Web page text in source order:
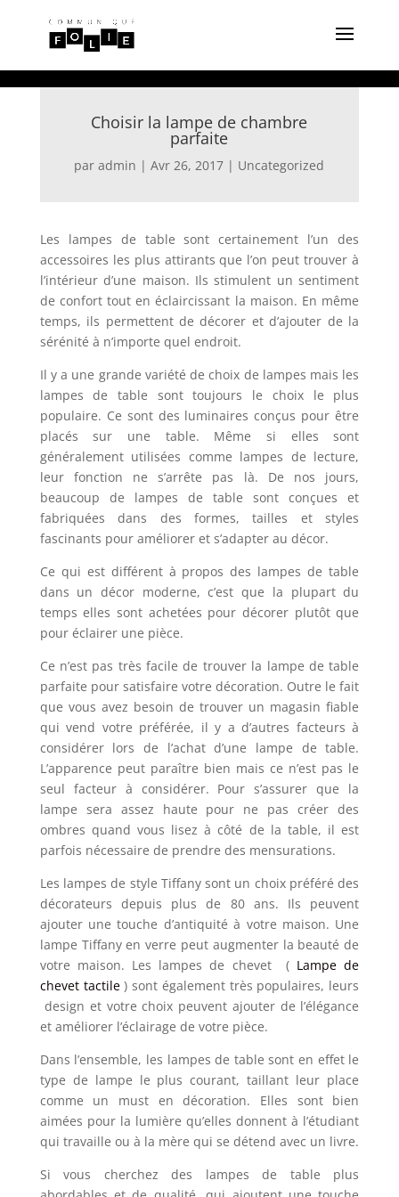
Choisir la lampe de chambre
parfaite
paradmin |Avr 26, 2017 | Uncategorized
Les lampes de table sont certainement l’un des
accessoires les plus attirants que l’on peut trouver à
l’intérieur d’une maison. Ils stimulent un sentiment
de confort tout en éclaircissant la maison. En même
temps, ils permettent de décorer et d’ajouter de la
sérénité à n’importe quel endroit.
Il y a une grande variété de choix de lampes mais les
lampes de table sont toujours le choix le plus
populaire. Ce sont des luminaires conçus pour être
placés sur une table. Même si elles sont
généralement utilisées comme lampes de lecture,
leur fonction ne s’arrête pas là. De nos jours,
beaucoup de lampes de table sont conçues et
fabriquées dans des formes, tailles et styles
fascinants pour améliorer et s’adapter au décor.
Ce qui est différent à propos des lampes de table
dans un décor moderne, c’est que la plupart du
temps elles sont achetées pour décorer plutôt que
pour éclairer une pièce.
Ce n’est pas très facile de trouver la lampe de table
parfaite pour satisfaire votre décoration. Outre le fait
que vous avez besoin de trouver un magasin fiable
qui vend votre préférée, il y a d’autres facteurs à
considérer lors de l’achat d’une lampe de table.
L’apparence peut paraître bien mais ce n’est pas le
seul facteur à considérer. Pour s’assurer que la
lampe sera assez haute pour ne pas créer des
ombres quand vous lisez à côté de la table, il est
parfois nécessaire de prendre des mensurations.
Les lampes de style Tiffany sont un choix préféré des
décorateurs depuis plus de 80 ans. Ils peuvent
ajouter une touche d’antiquité à votre maison. Une
lampe Tiffany en verre peut augmenter la beauté de
votre maison. Les lampes de chevet ( Lampe de
chevet tactile) sont également très populaires, leurs
design et votre choix peuvent ajouter de l’élégance
et améliorer l’éclairage de votre pièce.
Dans l’ensemble, les lampes de table sont en effet le
type de lampe le plus courant, taillant leur place
comme un must en décoration. Elles sont bien
aimées pour la lumière qu’elles donnent à l’étudiant
qui travaille ou à la mère qui se détend avec un livre.
Si vous cherchez des lampes de table plus